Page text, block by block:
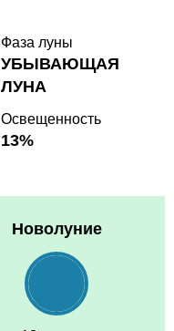
Фаза луны
УБЫВАЮЩАЯ
ЛУНА
Освещенность
13%
Новолуние